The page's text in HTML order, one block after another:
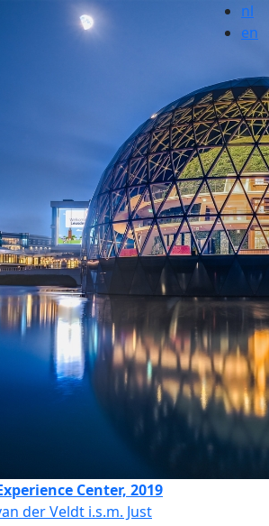
nl
en
Center, 2019
der Veldt i.s.m. Just